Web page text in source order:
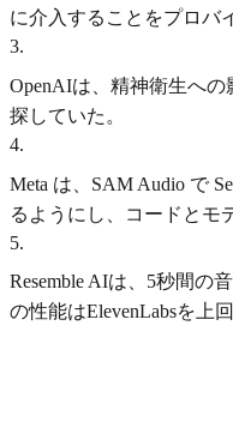
に介入することをプロバ
3.
OpenAIは、精神衛生へ
探していた。
4.
Meta は、SAM Audio で
るようにし、コードとモ
5.
Resemble AIは、5秒間の
の性能はElevenLabsを上